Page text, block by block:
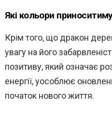
Які кольори
Крім того, що дракон
увагу на його
позитиву, який означає
енергії, уособлює
початок нового життя.